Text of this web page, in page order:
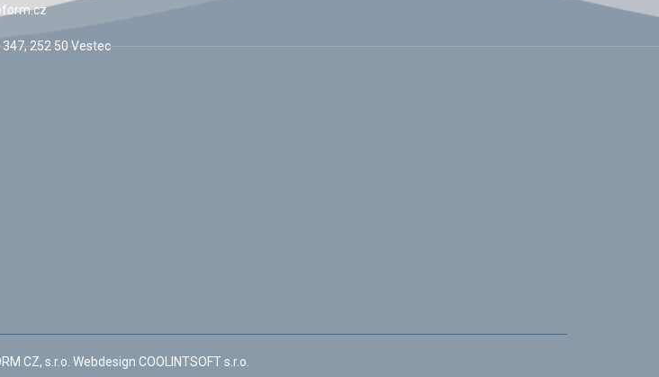
347, 252 50 Vestec
CZ, s.r.o. Webdesign COOLINTSOFT s.r.o.